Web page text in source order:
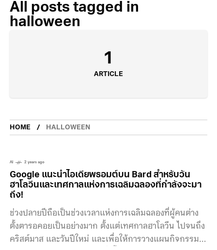
All posts tagged in
halloween
1
ARTICLE
HOME HALLOWEEN
AI 2 years ago
Google แนะนำไอเดียพรอมต์บน Bard สำหรับวัน
ฮาโลวีนและเทศกาลแห่งการเฉลิมฉลองที่กำลังจะมา
ถึง!
ช่วงปลายปีถือเป็นช่วงเวลาแห่งการเฉลิมฉลองที่ผู้คนต่าง
ตั้งตารอคอยเป็นอย่างมาก ตั้งแต่เทศกาลฮาโลวีน ไปจนถึง
คริสต์มาส และวันปีใหม่ และเพื่อให้การวางแผนกิจกรรม